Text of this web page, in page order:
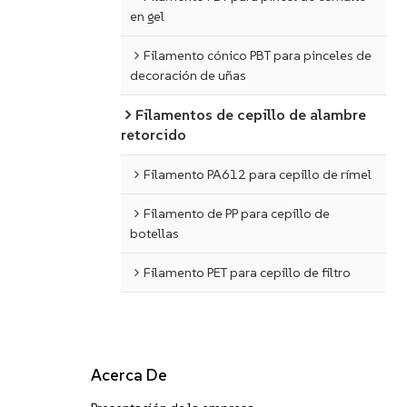
en gel
Filamento cónico PBT para pinceles de
decoración de uñas
Filamentos de cepillo de alambre
retorcido
Filamento PA612 para cepillo de rímel
Filamento de PP para cepillo de
botellas
Filamento PET para cepillo de filtro
Acerca De